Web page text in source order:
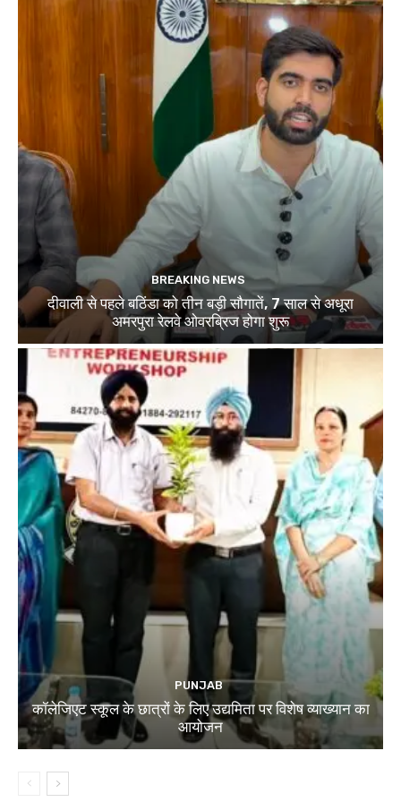
BREAKING NEWS
दीवाली से पहले बठिंडा को तीन बड़ी सौगातें, 7 साल से अधूरा
अमरपुरा रेलवे ओवरब्रिज होगा शुरू
PUNJAB
कॉलेजिएट स्कूल के छात्रों के लिए उद्यमिता पर विशेष व्याख्यान का
आयोजन